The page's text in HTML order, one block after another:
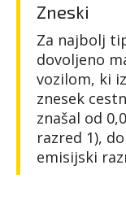
Zneski
Za najbolj
dovoljeno
vozilom, ki
znesek
znašal od
razred 1),
emisijski